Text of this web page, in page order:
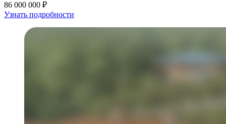
86 000 000 ₽
Узнать подробности